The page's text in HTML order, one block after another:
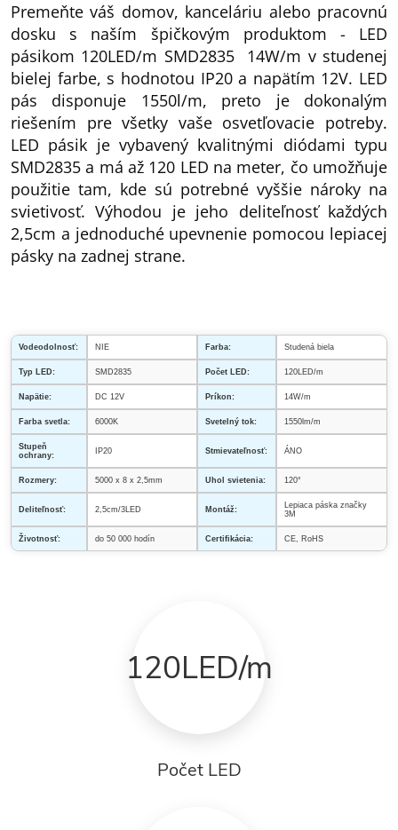
Premeňte váš domov, kanceláriu alebo pracovnú
dosku s naším špičkovým produktom - LED
pásikom 120LED/m SMD2835 14W/m v studenej
bielej farbe, s hodnotou IP20 a napätím 12V. LED
pás disponuje 1550l/m, preto je dokonalým
riešením pre všetky vaše osvetľovacie potreby.
LED pásik je vybavený kvalitnými diódami typu
SMD2835 a má až 120 LED na meter, čo umožňuje
použitie tam, kde sú potrebné vyššie nároky na
svietivosť. Výhodou je jeho deliteľnosť každých
2,5cm a jednoduché upevnenie pomocou lepiacej
pásky na zadnej strane.
Vodeodolnosť: NIE Farba: Studená biela
Typ LED: SMD2835 Počet LED: 120LED/m
Napätie: DC 12V Príkon: 14W/m
Farba svetla: 6000K Svetelný tok: 1550lm/m
Stupeň
ochrany:
IP20 Stmievateľnosť: ÁNO
Rozmery: 5000 x 8 x 2,5mm Uhol svietenia: 120°
Deliteľnosť: 2,5cm/3LED Montáž:
Lepiaca páska značky
3M
Životnosť: do 50 000 hodín Certifikácia: CE, RoHS
120LED/m
Počet LED